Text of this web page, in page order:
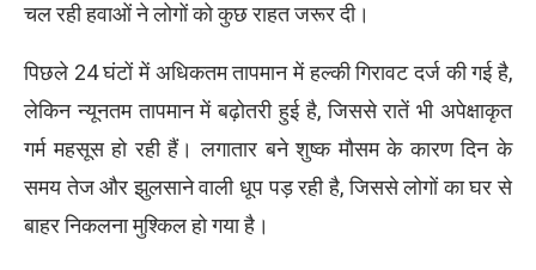
चल रही हवाओं ने लोगों को कुछ राहत जरूर दी।
पिछले 24 घंटों में अधिकतम तापमान में हल्की गिरावट दर्ज की गई है,
लेकिन न्यूनतम तापमान में बढ़ोतरी हुई है, जिससे रातें भी अपेक्षाकृत
गर्म महसूस हो रही हैं। लगातार बने शुष्क मौसम के कारण दिन के
समय तेज और झुलसाने वाली धूप पड़ रही है, जिससे लोगों का घर से
बाहर निकलना मुश्किल हो गया है।